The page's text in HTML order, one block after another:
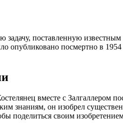
задачу, поставленную
опубликовано посмертно в
вместе с Залгаллером
знаниям, он изобрел
поделиться своим